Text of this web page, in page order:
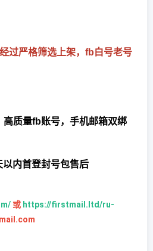
过严格筛选上架，fb白号老号
高质量fb账号， 手机邮箱双绑
内首登封号包售后
或 https://firstmail.ltd/ru-